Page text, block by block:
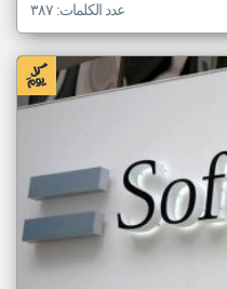
عدد الكلمات: ٣٨٧